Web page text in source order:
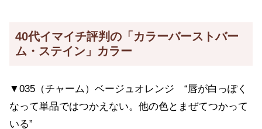
40代イマイチ評判の「カラーバーストバー
ム・ステイン」カラー
▼035（チャーム）ベージュオレンジ “唇が白っぽく
なって単品ではつかえない。他の色とまぜてつかって
いる”